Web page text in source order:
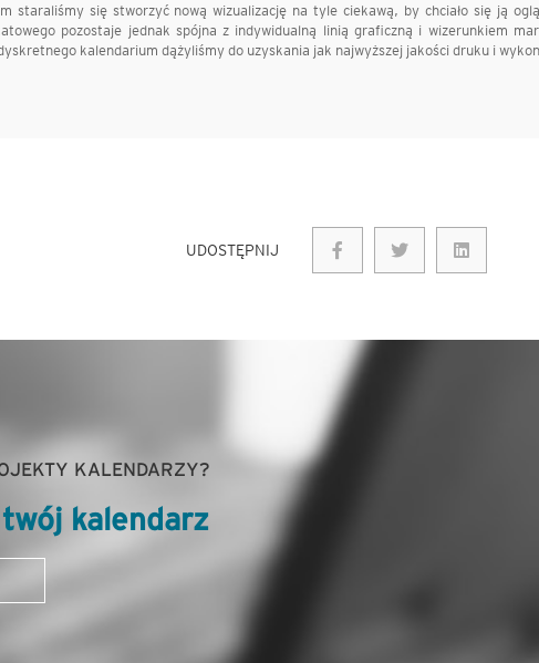
staraliśmy się stworzyć nową wizualizację na tyle ciekawą, by chciało się ją
pozostaje jednak spójna z indywidualną linią graficzną i wizerunkiem
kalendarium dążyliśmy do uzyskania jak najwyższej jakości druku i
UDOSTĘPNIJ
KALENDARZY?
kalendarz